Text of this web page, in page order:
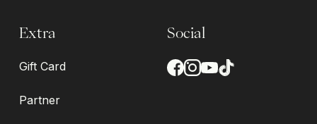
Extra
Gift Card
Partner
Social